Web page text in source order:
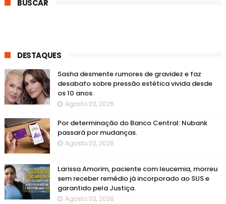
BUSCAR
DESTAQUES
Sasha desmente rumores de gravidez e faz
desabafo sobre pressão estética vivida desde
os 10 anos.
Agosto 02, 2026
Por determinação do Banco Central: Nubank
passará por mudanças.
Agosto 02, 2026
Larissa Amorim, paciente com leucemia, morreu
sem receber remédio já incorporado ao SUS e
garantido pela Justiça.
Agosto 02, 2026